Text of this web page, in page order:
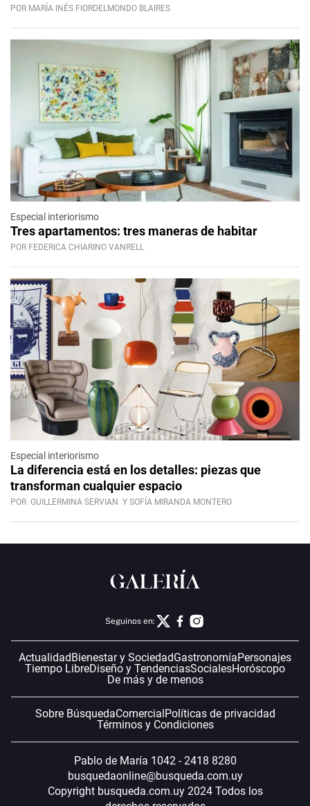
POR MARÍA INÉS FIORDELMONDO BLAIRES
Especial interiorismo
Tres apartamentos: tres maneras de habitar
POR FEDERICA CHIARINO VANRELL
Especial interiorismo
La diferencia está en los detalles: piezas que
transforman cualquier espacio
POR GUILLERMINA SERVIAN Y SOFÍA MIRANDA MONTERO
Seguinos en:
Actualidad Bienestar y SociedadGastronomíaPersonajes
Tiempo LibreDiseño y TendenciasSocialesHoróscopo
De más y de menos
Sobre BúsquedaComercial Políticas de privacidad
Términos y Condiciones
Pablo de María 1042 - 2418 8280
busquedaonline@busqueda.com.uy
Copyright busqueda.com.uy 2024 Todos los